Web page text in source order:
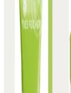
Biocure ve Naturix
ferahlatıp
farklı kullanım
Bromelain ve
Sağlığını
Bromelain, ananas
ciltte iltihap ve tahrişi
kullanımı çevre